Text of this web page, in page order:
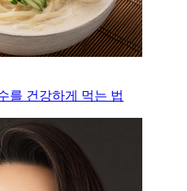
를 건강하게 먹는 법